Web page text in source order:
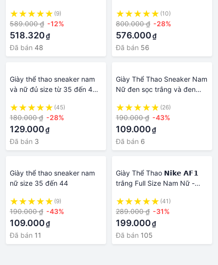
Thao MLB NY Monogram
Hàng Cao Cấp PT Shop
(9)
589.000 ₫ -12%
518.320₫
Đã bán 48
Jordan 1 Low Beaded
Swoosh Đính Đá PT Shop
(10)
800.000 ₫ -28%
576.000₫
Đã bán 56
Giày thể thao sneaker nam
và nữ đủ size từ 35 đến 44
khí và êm chân(45)
180.000 ₫ -28%
129.000₫
Đã bán 3
Giày Thể Thao Sneaker Nam
Nữ đen sọc trắng và đen
(26)
190.000 ₫ -43%
109.000₫
Đã bán 6
Giày thể thao sneaker nam
nữ size 35 đến 44
(9)
190.000 ₫ -43%
109.000₫
Đã bán 11
Giày Thể Thao 𝗡𝗶𝗸𝗲 𝗔𝗙𝟭
trắng Full Size Nam Nữ -
Nam Nữ Full Box
(41)
289.000 ₫ -31%
199.000₫
Đã bán 105